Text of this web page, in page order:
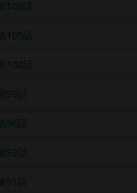
第108話
第105話
第102話
第99話
第96話
第93話
第91話